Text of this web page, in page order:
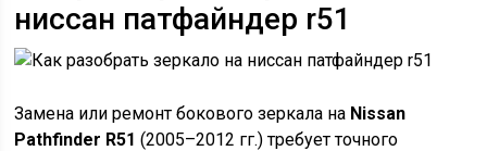
ниссан патфайндер r51
Замена или ремонт бокового зеркала на Nissan
Pathfinder R51 (2005–2012 гг.) требует точного